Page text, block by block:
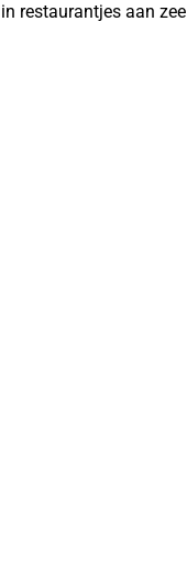
restaurantjes aan zee